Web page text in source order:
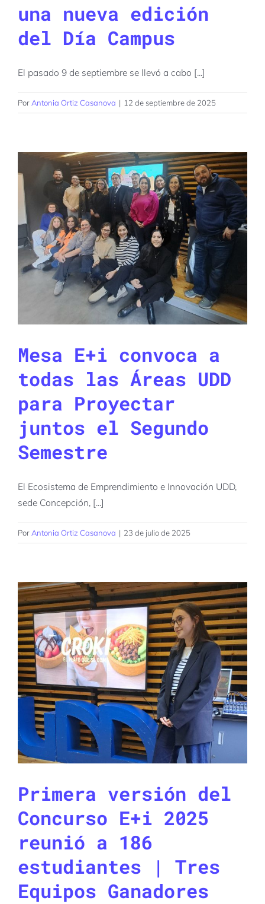
una nueva edición
del Día Campus
El pasado 9 de septiembre se llevó a cabo [...]
PorAntonia Ortiz Casanova | 12 de septiembre de 2025
Mesa E+i convoca a
todas las Áreas UDD
para Proyectar
juntos el Segundo
Semestre
El Ecosistema de Emprendimiento e Innovación UDD,
sede Concepción, [...]
PorAntonia Ortiz Casanova | 23 de julio de 2025
Primera versión del
Concurso E+i 2025
reunió a 186
estudiantes | Tres
Equipos Ganadores